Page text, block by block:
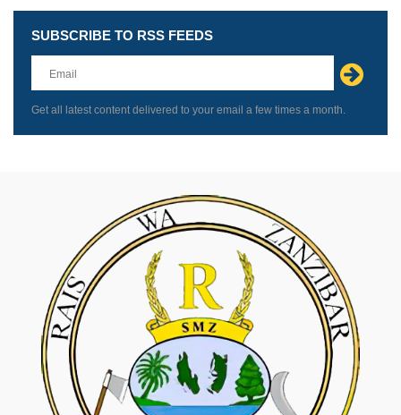
Leave
this
field
blank
SUBSCRIBE TO RSS FEEDS
Get all latest content delivered to your email a few times a month.